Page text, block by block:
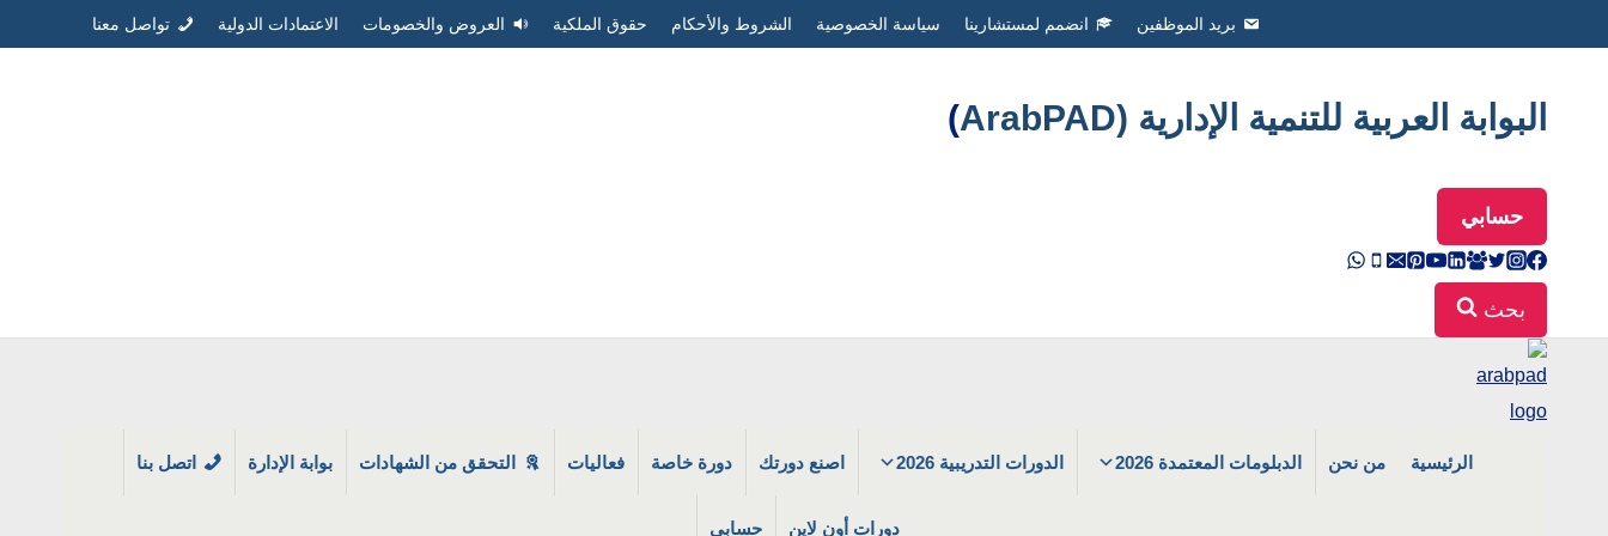
to
بريد الموظفين انضمم لمستشارينا سياسة الخصوصية الشروط والأحكام حقوق الملكية العروض والخصومات الاعتمادات الدولية تواصل معنا
البوابة العربية للتنمية الإدارية (ArabPAD )
حسابي
بحث
الرئيسية من نحن الدبلومات المعتمدة 2026 الدورات التدريبية 2026 اصنع دورتك دورة خاصة فعاليات التحقق من الشهادات بوابة الإدارة اتصل بنا
دورات أون لاين حسابي